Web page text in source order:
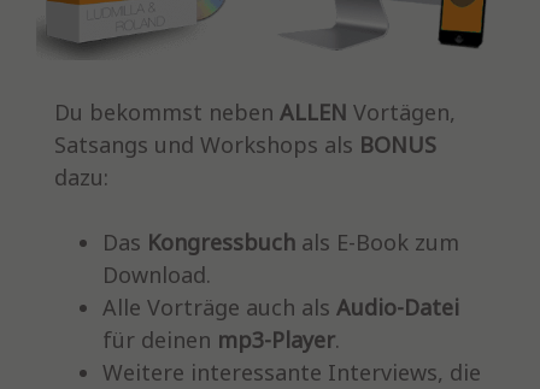
Du bekommst neben ALLEN Vortägen,
Satsangs und Workshops als BONUS
dazu:
Das Kongressbuch als E-Book zum
Download.
Alle Vorträge auch als Audio-Datei
für deinen mp3-Player.
Weitere interessante Interviews, die